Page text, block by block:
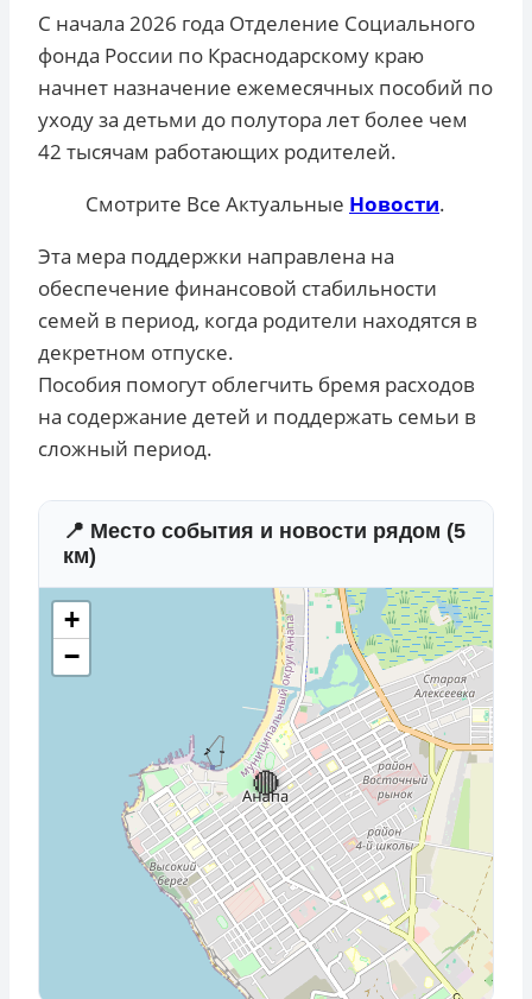
С начала 2026 года Отделение Социального
фонда России по Краснодарскому краю
начнет назначение ежемесячных пособий по
уходу за детьми до полутора лет более чем
42 тысячам работающих родителей.
Смотрите Все Актуальные Новости.
Эта мера поддержки направлена на
обеспечение финансовой стабильности
семей в период, когда родители находятся в
декретном отпуске.
Пособия помогут облегчить бремя расходов
на содержание детей и поддержать семьи в
сложный период.
📍 Место события и новости рядом (5
км)
🔴
+
−